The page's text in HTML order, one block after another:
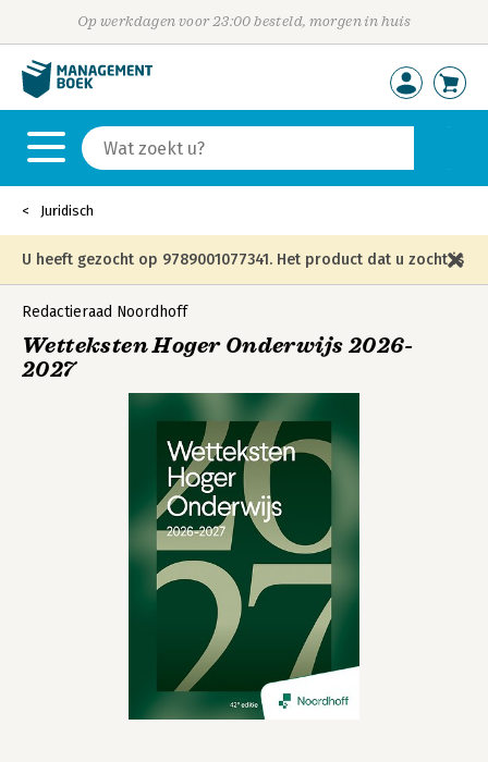
Op werkdagen voor 23:00 besteld, morgen in huis
Juridisch
U heeft gezocht op 9789001077341. Het product dat u zocht is
niet meer in die editie leverbaar en is vervangen door de
onderstaande editie.
Redactieraad Noordhoff
Wetteksten Hoger Onderwijs 2026-
2027